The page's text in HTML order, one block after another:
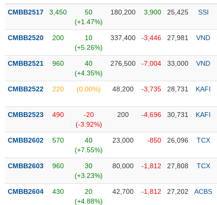
Hủy
yết
dõi
đặc
Không
ETF
phiếu
chi
CMBB2517 3,450
50
(+1.47%)
180,200 3,900 25,425 SSI
CMBB2520 200
10
(+5.26%)
337,400 -3,446 27,981 VND
CMBB2521 960
40
(+4.35%)
276,500 -7,004 33,000 VND
CMBB2522 220 (0.00%) 48,200 -3,735 28,731 KAFI
CMBB2523 490
-20
(-3.92%)
200 -4,696 30,731 KAFI
CMBB2602 570
40
(+7.55%)
23,000 -850 26,096 TCX
CMBB2603 960
30
(+3.23%)
80,000 -1,812 27,808 TCX
CMBB2604 430
20
(+4.88%)
42,700 -1,812 27,202 ACBS
PHIẾU
CỤ
TƯ
XUẤT
LIỆU
TIN